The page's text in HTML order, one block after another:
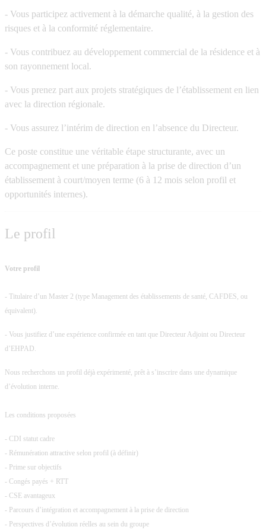
- Vous participez activement à la démarche qualité, à la gestion des
risques et à la conformité réglementaire.
- Vous contribuez au développement commercial de la résidence et à
son rayonnement local.
- Vous prenez part aux projets stratégiques de l’établissement en lien
avec la direction régionale.
- Vous assurez l’intérim de direction en l’absence du Directeur.
Ce poste constitue une véritable étape structurante, avec un
accompagnement et une préparation à la prise de direction d’un
établissement à court/moyen terme (6 à 12 mois selon profil et
opportunités internes).
Le profil
Votre profil
- Titulaire d’un Master 2 (type Management des établissements de santé, CAFDES, ou
équivalent).
- Vous justifiez d’une expérience confirmée en tant que Directeur Adjoint ou Directeur
d’EHPAD.
Nous recherchons un profil déjà expérimenté, prêt à s’inscrire dans une dynamique
d’évolution interne.
Les conditions proposées
- CDI statut cadre
- Rémunération attractive selon profil (à définir)
- Prime sur objectifs
- Congés payés + RTT
- CSE avantageux
- Parcours d’intégration et accompagnement à la prise de direction
- Perspectives d’évolution réelles au sein du groupe